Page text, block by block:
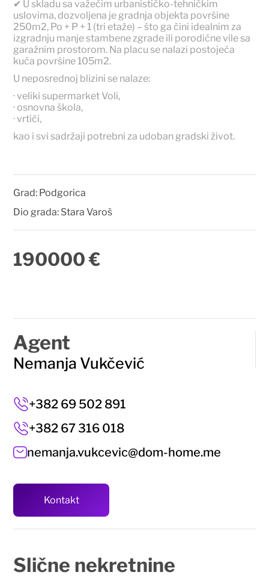
✔ U skladu sa važećim urbanističko-tehničkim
uslovima, dozvoljena je gradnja objekta površine
250m2, Po + P + 1 (tri etaže) – što ga čini idealnim za
izgradnju manje stambene zgrade ili porodične vile sa
garažnim prostorom. Na placu se nalazi postojeća
kuća površine 105m2.
U neposrednoj blizini se nalaze:
· veliki supermarket Voli,
· osnovna škola,
· vrtići,
kao i svi sadržaji potrebni za udoban gradski život.
Grad: Podgorica
Dio grada: Stara Varoš
190000 €
Agent
Nemanja Vukčević
+382 69 502 891
+382 67 316 018
nemanja.vukcevic@dom-home.me
Kontakt
Slične nekretnine